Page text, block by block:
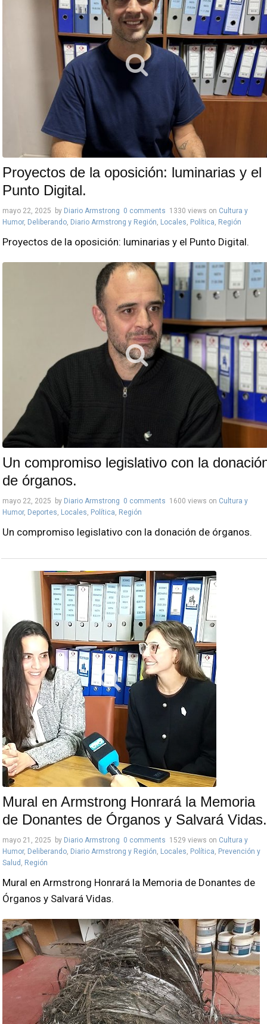
Proyectos de la oposición: luminarias y el
Punto Digital.
mayo 22, 2025 by Diario Armstrong 0 comments 1330 views on Cultura y
Humor, Deliberando Diario Armstrong y Región Locales Política Región
Proyectos de la oposición: luminarias y el Punto Digital.
Un compromiso legislativo con la
de órganos.
mayo 22, 2025 by Diario Armstrong 0 comments 1600 views on Cultura y
Humor, Deportes, Locales, Política, Región
Un compromiso legislativo con la donación de órganos.
Mural en Armstrong Honrará la Memoria
de Donantes de Órganos y Salvará Vidas.
mayo 21, 2025 by Diario Armstrong 0 comments 1529 views on Cultura y
Humor, Deliberando, Diario Armstrong y Región, Locales, Política, Prevención y
Salud , Región
Mural en Armstrong Honrará la Memoria de Donantes de
Órganos y Salvará Vidas.